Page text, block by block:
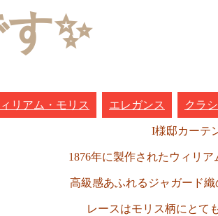
✨
リアム・モリス エレガンス クラ
I様邸カーテ
1876年に製作されたウィリ
高級感あふれるジャガード
レースはモリス柄にとて